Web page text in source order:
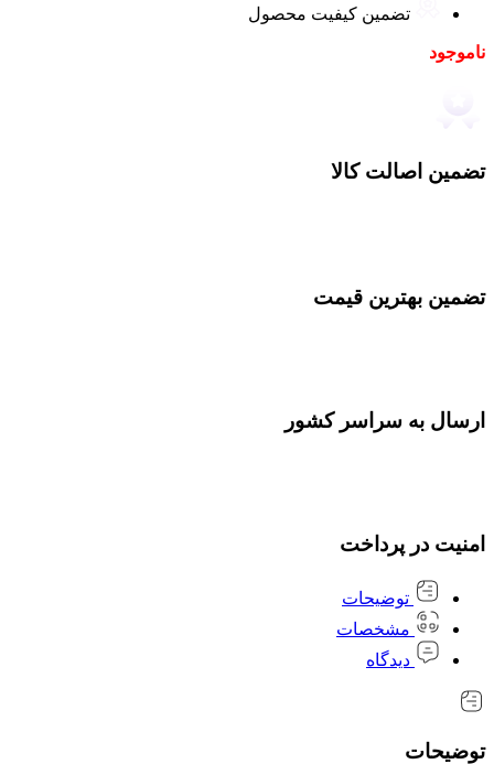
تضمین کیفیت محصول
ناموجود
تضمین اصالت کالا
تضمین بهترین قیمت
ارسال به سراسر کشور
امنیت در پرداخت
توضیحات
مشخصات
دیدگاه
توضیحات